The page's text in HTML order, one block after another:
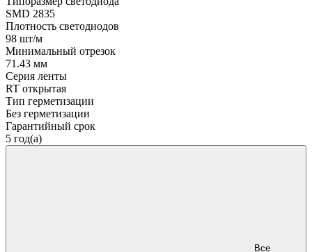
SMD 2835
Плотность светодиодов
98 шт/м
Минимальный отрезок
71.43 мм
Серия ленты
RT открытая
Тип герметизации
Без герметизации
Гарантийный срок
5 год(а)